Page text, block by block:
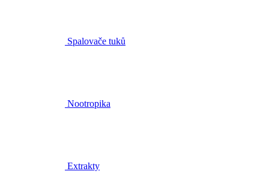
Spalovače tuků
Nootropika
Extrakty